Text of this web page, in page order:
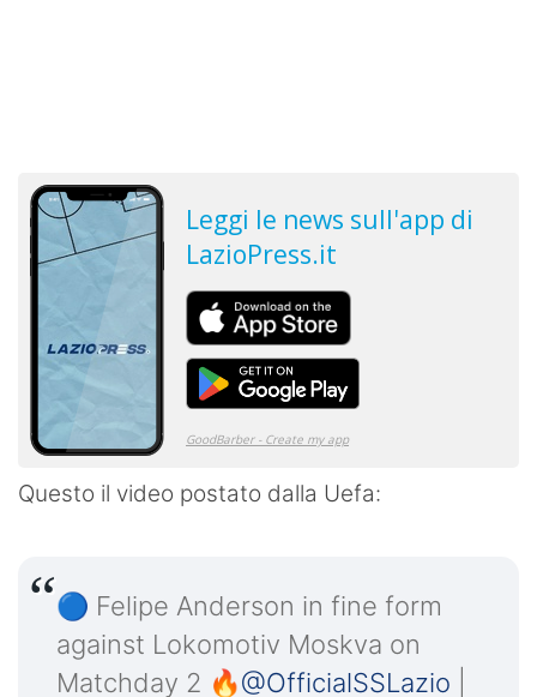
Questo il video postato dalla Uefa:
🔵 Felipe Anderson in fine form
against Lokomotiv Moskva on
Matchday 2 🔥@OfficialSSLazio